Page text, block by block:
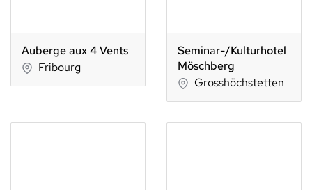
Auberge aux 4 Vents
Fribourg
Seminar-/Kulturhotel
Möschberg
Grosshöchstetten